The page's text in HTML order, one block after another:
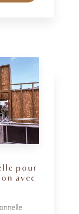
pour
avec